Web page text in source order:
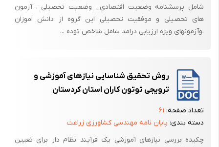
شامل پرسشنامه وضعیت اقتصادی_ وضعیت تحصیلی ،­ آزمون
های تحصیلی و موفقیت تحصیلی این گروه از دانش اموزان
،وآزمون­های ویژه ارزیابی درامد شامل شاخص توده ...
روش تحقیق شناسایی نیازهای آموزشی و
ترویجی توتون کاران استان کردستان
تعداد صفحه: ۶۱
دسته بندی: پایان نامه مهندسی کشاورزی زراعت
چکیده بررسی نیازهای آموزشی یک فرآیند نظام دار برای تعیین